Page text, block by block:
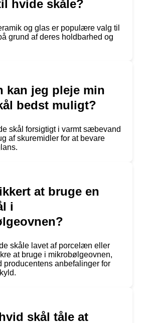
hvide skåle?
og glas er populære valg til
grund af deres holdbarhed og
kan jeg pleje min
bedst muligt?
skål forsigtigt i varmt sæbevand
af skuremidler for at bevare
at bruge en
i
skåle lavet af porcelæn eller
at bruge i mikrobølgeovnen,
producentens anbefalinger for
skål tåle at